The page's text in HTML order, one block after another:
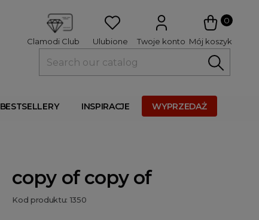
0
Mój koszyk
Twoje konto
Ulubione
Clamodi Club
BESTSELLERY INSPIRACJE WYPRZEDAŻ
copy of copy of
Kod produktu: 1350